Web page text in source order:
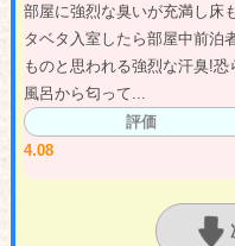
部屋に強烈な臭いが充満し床
タベタ入室したら部屋中前泊
ものと思われる強烈な汗臭!恐
風呂から匂って...
評価
4.08